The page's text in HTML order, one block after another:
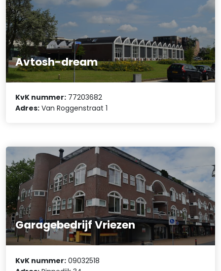
Avtosh-dream
KvK nummer: 77203682
Adres: Van Roggenstraat 1
Garagebedrijf Vriezen
KvK nummer: 09032518